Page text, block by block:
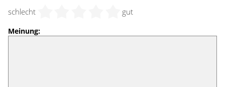
schlecht gut
Meinung: